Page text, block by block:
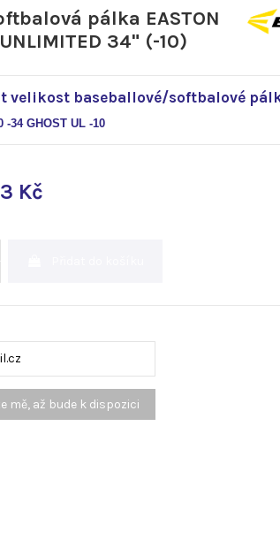
pálka EASTON
34" (-10)
velikost baseballové/softbalové
-34 GHOST UL -10
Kč